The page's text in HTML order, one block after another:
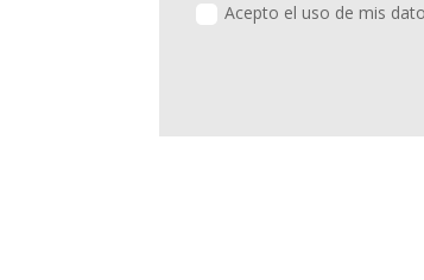
Acepto el uso de mis